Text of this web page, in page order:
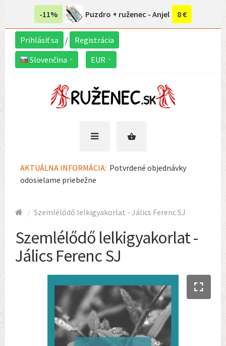
-11% Puzdro + ruženec - Anjel 8 €
Prihlásiť sa /
Registrácia
Slovenčina
EUR
AKTUÁLNA INFORMÁCIA: Potvrdené objednávky
odosielame priebežne
Szemlélődő lelkigyakorlat - Jálics Ferenc SJ
Szemlélődő lelkigyakorlat -
Jálics Ferenc SJ